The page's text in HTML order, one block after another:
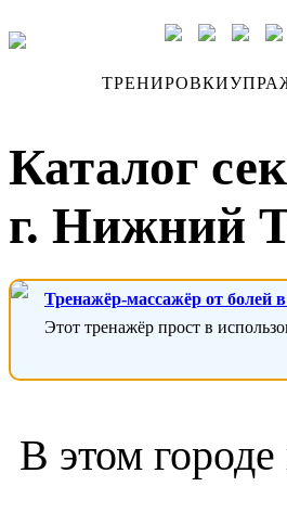
ТРЕНИРОВКИ
Каталог
г. Нижний
Тренажёр-массажёр от болей
Этот тренажёр прост в
В этом